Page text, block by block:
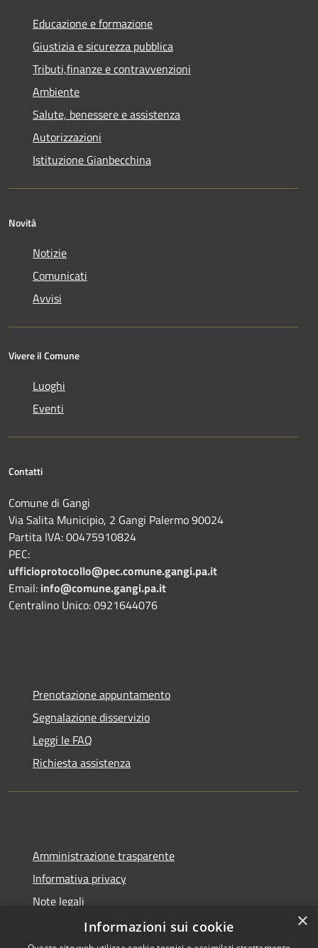
Educazione e formazione
Giustizia e sicurezza pubblica
Tributi,finanze e contravvenzioni
Ambiente
Salute, benessere e assistenza
Autorizzazioni
Istituzione Gianbecchina
Novità
Notizie
Comunicati
Avvisi
Vivere il Comune
Luoghi
Eventi
Contatti
Comune di Gangi
Via Salita Municipio, 2 Gangi Palermo 90024
Partita IVA: 00475910824
PEC:
ufficioprotocollo@pec.comune.gangi.pa.it
Email: info@comune.gangi.pa.it
Centralino Unico: 0921644076
Prenotazione appuntamento
Segnalazione disservizio
Leggi le FAQ
Richiesta assistenza
Amministrazione trasparente
Informativa privacy
Note legali
Dichiarazione di accessibilità
×
Informazioni sui cookie